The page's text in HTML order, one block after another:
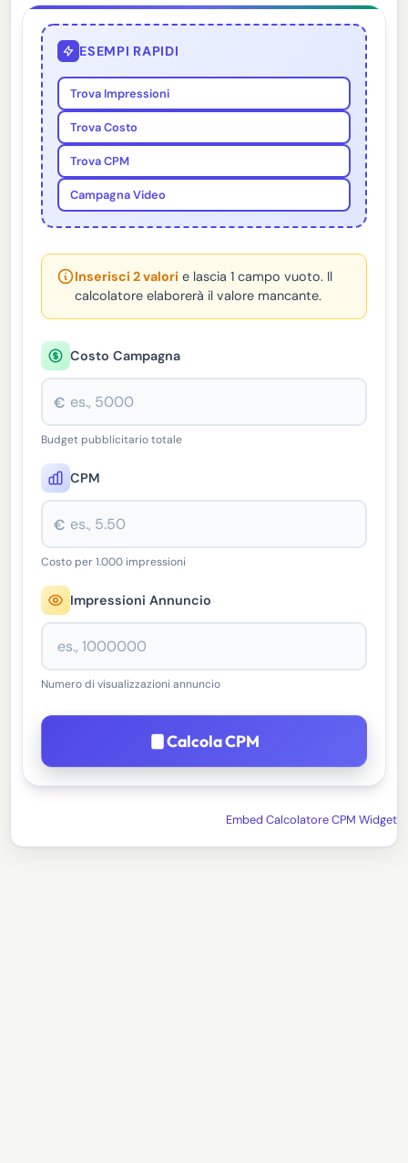
ESEMPI RAPIDI
Trova Impressioni
Trova Costo
Trova CPM
Campagna Video
Inserisci 2 valori e lascia 1 campo vuoto. Il
calcolatore elaborerà il valore mancante.
Costo Campagna
€
Budget pubblicitario totale
CPM
€
Costo per 1.000 impressioni
Impressioni Annuncio
Numero di visualizzazioni annuncio
Calcola CPM
Embed Calcolatore CPM Widget